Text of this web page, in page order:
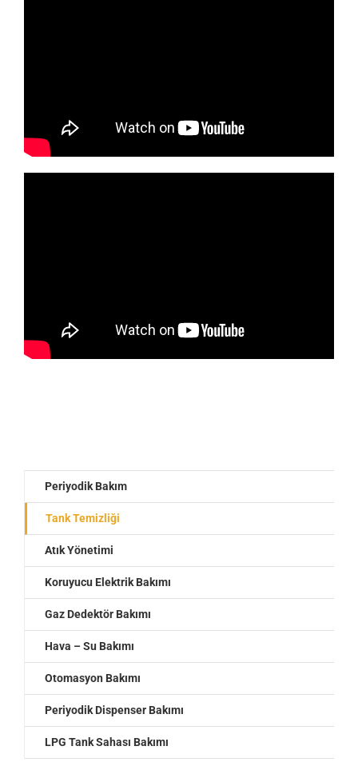
Periyodik Bakım
Tank Temizliği
Atık Yönetimi
Koruyucu Elektrik Bakımı
Gaz Dedektör Bakımı
Hava – Su Bakımı
Otomasyon Bakımı
Periyodik Dispenser Bakımı
LPG Tank Sahası Bakımı